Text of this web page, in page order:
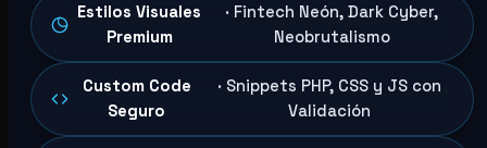
Estilos Visuales
Premium
· Fintech Neón, Dark Cyber,
Neobrutalismo
Custom Code
Seguro
· Snippets PHP, CSS y JS con
Validación